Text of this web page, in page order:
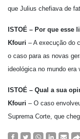
que Julius chefiava de
ISTOÉ – Por que esse
Kfouri – A execução do
o caso para as novas
ideológica no mundo era
ISTOÉ – Qual a sua
Kfouri – O caso
Suprema Corte, que